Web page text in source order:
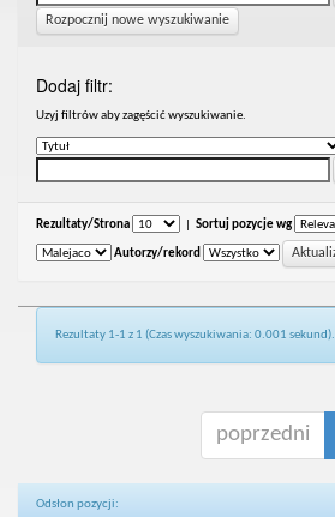
Rozpocznij nowe wyszukiwanie
Dodaj filtr:
Uzyj filtrów aby zagęścić wyszukiwanie.
Rezultaty/Strona Sortuj pozycje wg
Autorzy/rekord
Rezultaty 1-1 z 1 (Czas wyszukiwania: 0.001 sekund).
poprzedni
Odsłon pozycji: